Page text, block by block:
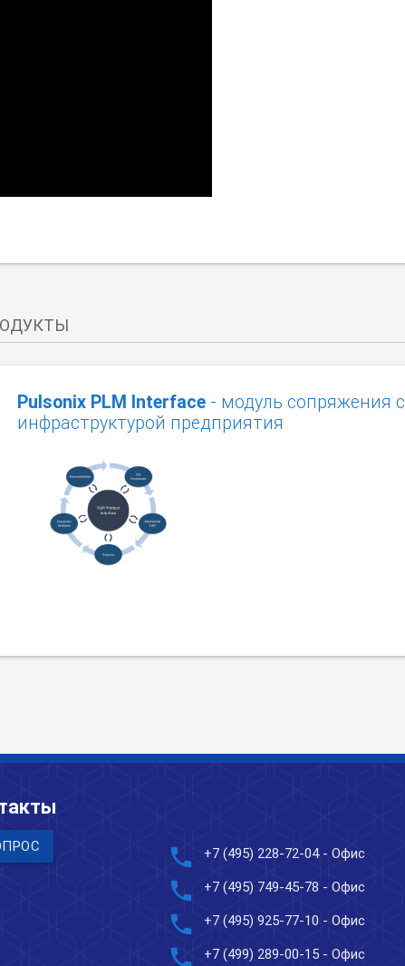
Pulsonix PLM Interface - модуль сопряжения с
инфраструктурой предприятия
phone +7 (495) 228-72-04- Офис
phone +7 (495) 749-45-78 - Офис
phone +7 (495) 925-77-10 - Офис
phone +7 (499) 289-00-15 - Офис